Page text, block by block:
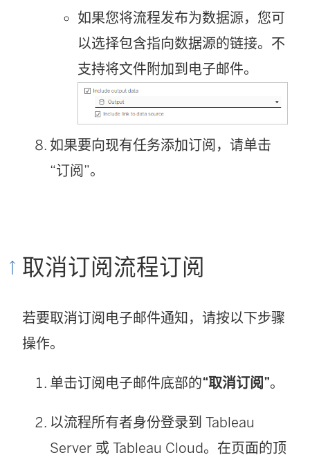
如果您将流程发布为数据源，您可
以选择包含指向数据源的链接。不
支持将文件附加到电子邮件。
如果要向现有任务添加订阅，请单击
“订阅”。
取消订阅流程订阅
若要取消订阅电子邮件通知，请按以下步骤
操作。
单击订阅电子邮件底部的“取消订阅”。
以流程所有者身份登录到 Tableau
Server 或 Tableau Cloud。在页面的顶